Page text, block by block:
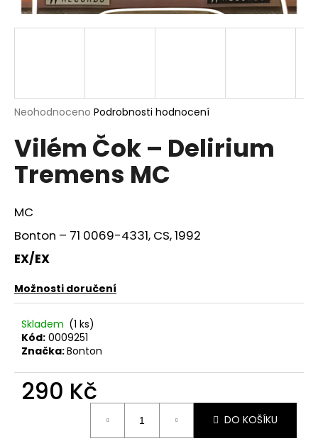
Průměrné
produktu
je
0,0
hvězdiček.
Neohodnoceno Podrobnosti hodnocení
Vilém Čok ‎– Delirium
Tremens MC
MC
Bonton – 71 0069-4331, CS, 1992
EX/EX
Možnosti doručení
Skladem (1 ks)
Kód: 0009251
Značka:Bonton
290 Kč
DO KOŠÍKU
a
j
?
HLEDAT
o
p
r
u
č
u
m